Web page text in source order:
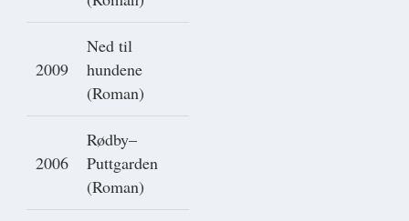
2009
Ned til
hundene
(Roman)
2006
Rødby–
Puttgarden
(Roman)